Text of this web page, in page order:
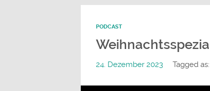
PODCAST
24. Dezember 2023 Tagged as: